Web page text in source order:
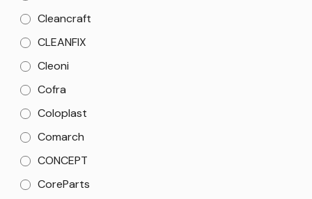
Cleancraft
CLEANFIX
Cleoni
Cofra
Coloplast
Comarch
CONCEPT
CoreParts